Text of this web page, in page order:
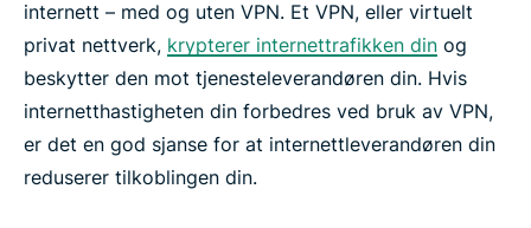
internett – med og uten VPN. Et VPN, eller virtuelt
privat nettverk, krypterer internettrafikken din og
beskytter den mot tjenesteleverandøren din. Hvis
internetthastigheten din forbedres ved bruk av VPN,
er det en god sjanse for at internettleverandøren din
reduserer tilkoblingen din.